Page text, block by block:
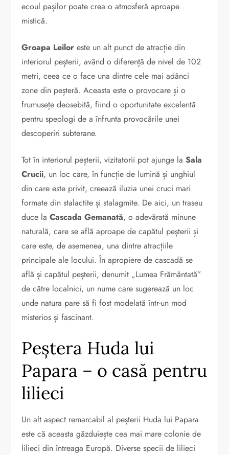
ecoul pașilor poate crea o atmosferă aproape
mistică.
Groapa Leilor este un alt punct de atracție din
interiorul peșterii, având o diferență de nivel de 102
metri, ceea ce o face una dintre cele mai adânci
zone din peșteră. Aceasta este o provocare și o
frumusețe deosebită, fiind o oportunitate excelentă
pentru speologi de a înfrunta provocările unei
descoperiri subterane.
Tot în interiorul peșterii, vizitatorii pot ajunge laSala
Crucii, un loc care, în funcție de lumină și unghiul
din care este privit, creează iluzia unei cruci mari
formate din stalactite și stalagmite. De aici, un traseu
duce laCascada Gemanată, o adevărată minune
naturală, care se află aproape de capătul peșterii și
care este, de asemenea, una dintre atracțiile
principale ale locului. În apropiere de cascadă se
află și capătul peșterii, denumit „Lumea Frământată”
de către localnici, un nume care sugerează un loc
unde natura pare să fi fost modelată într-un mod
misterios și fascinant.
Peștera Huda lui
Papara – o casă pentru
lilieci
Un alt aspect remarcabil al peșterii Huda lui Papara
este că aceasta găzduiește cea mai mare colonie de
lilieci din întreaga Europă. Diverse specii de lilieci